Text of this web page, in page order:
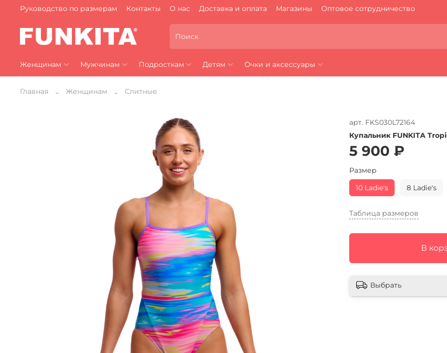
Руководство по размерам Контакты О нас Доставка и оплата Магазины Оптовое сотрудничество
Женщинам Мужчинам Подросткам Детям Очки и аксессуары
Главная Женщинам Слитные
арт. FKS030L72164
Купальник FUNKITA
5 900 ₽
Таблица размеров
В
Размер
10 Ladie's
8 Ladie's
Выбрать